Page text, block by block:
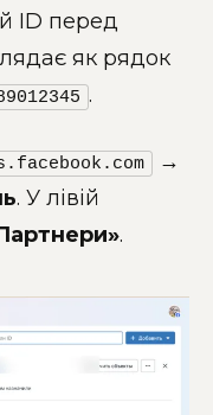
ID перед
як рядок
.
→
. У лівій
.